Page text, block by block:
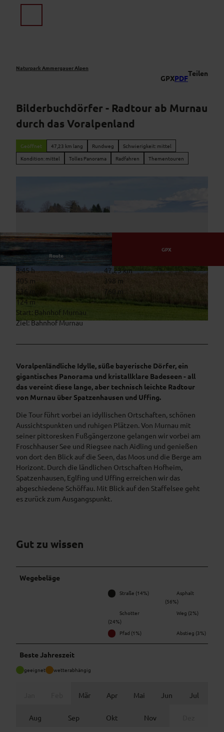
Naturpark Ammergauer Alpen
GPXPDF
Teilen
Bilderbuchdörfer - Radtour ab Murnau
durch das Voralpenland
Geöffnet 47,23 km lang Rundweg
Schwierigkeit: mittel
Kondition: mittel
Tolles Panorama Radfahren Thementouren
© Udo Bernhart, Zugspitz Region
© Udo Bernhart, Zugspitz Region
Route
GPX
3:45 h
47,23 km
405 m
398 m
636 m
760 m
124 m
Start: Bahnhof Murnau
Ziel: Bahnhof Murnau
Voralpenländliche Idylle, süße bayerische Dörfer, ein
gigantisches Panorama und kristallklare Badeseen - all
das vereint diese lange, aber technisch leichte Radtour
von Murnau über Spatzenhausen und Uffing.
Die Tour führt vorbei an idyllischen Ortschaften, schönen
Aussichtspunkten und ruhigen Plätzen. Von Murnau mit
seiner pittoresken Fußgängerzone gelangen wir vorbei am
Froschhauser See und Riegsee nach Aidling und genießen
von dort den Blick auf die Seen, das Moos und die Berge am
Horizont. Durch die ländlichen Ortschaften Hofheim,
Spatzenhausen, Eglfing und Uffing erreichen wir das
abgeschiedene Schöffau. Mit Blick auf den Staffelsee geht
es zurück zum Ausgangspunkt.
Gut zu wissen
Wegebeläge
Straße (14%)
Asphalt
(56%)
Schotter
(24%)
Weg (2%)
Pfad (1%) Abstieg (3%)
Beste Jahreszeit
geeignet wetterabhängig
Mär Apr Mai Jun Jul
Aug Sep Okt Nov